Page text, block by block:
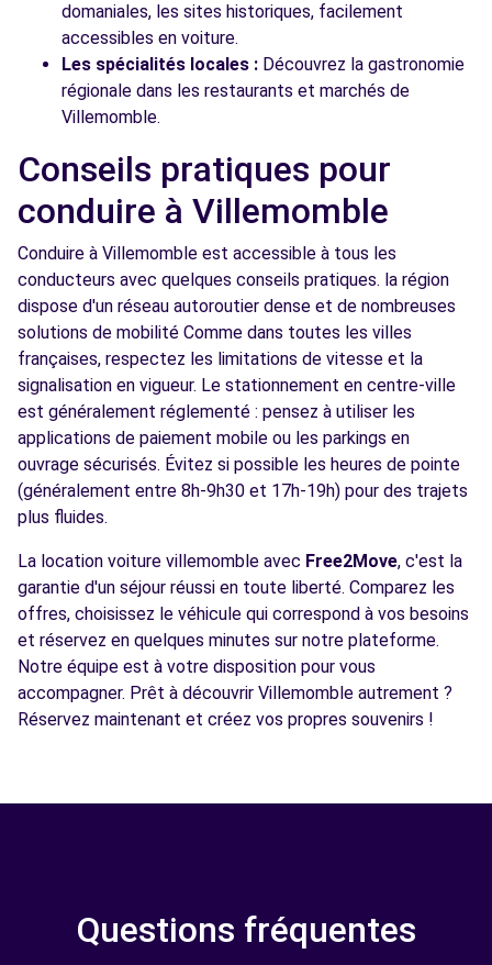
domaniales, les sites historiques, facilement
accessibles en voiture.
Les spécialités locales : Découvrez la gastronomie
régionale dans les restaurants et marchés de
Villemomble.
Conseils pratiques pour
conduire à Villemomble
Conduire à Villemomble est accessible à tous les
conducteurs avec quelques conseils pratiques. la région
dispose d'un réseau autoroutier dense et de nombreuses
solutions de mobilité Comme dans toutes les villes
françaises, respectez les limitations de vitesse et la
signalisation en vigueur. Le stationnement en centre-ville
est généralement réglementé : pensez à utiliser les
applications de paiement mobile ou les parkings en
ouvrage sécurisés. Évitez si possible les heures de pointe
(généralement entre 8h-9h30 et 17h-19h) pour des trajets
plus fluides.
La location voiture villemomble avec Free2Move, c'est la
garantie d'un séjour réussi en toute liberté. Comparez les
offres, choisissez le véhicule qui correspond à vos besoins
et réservez en quelques minutes sur notre plateforme.
Notre équipe est à votre disposition pour vous
accompagner. Prêt à découvrir Villemomble autrement ?
Réservez maintenant et créez vos propres souvenirs !
Questions fréquentes